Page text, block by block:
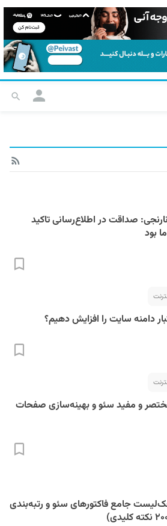
صداقت در اطلاع‌رسانی تاکید
بود
دامنه سایت را افزایش دهیم؟
و مفید سئو و بهینه‌سازی صفحات
جامع فاکتور‌های سئو و رتبه‌بندی